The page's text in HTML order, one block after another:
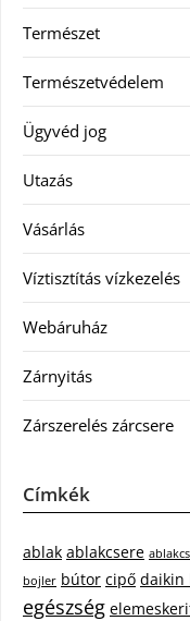
Természet
Természetvédelem
Ügyvéd jog
Utazás
Vásárlás
Víztisztítás vízkezelés
Webáruház
Zárnyitás
Zárszerelés zárcsere
Címkék
ablak ablakcsere
bojler bútor cipő daikin
egészség